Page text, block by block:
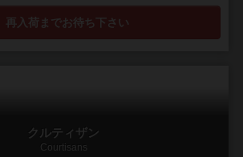
再入荷までお待ち下さい
クルティザン
Courtisans